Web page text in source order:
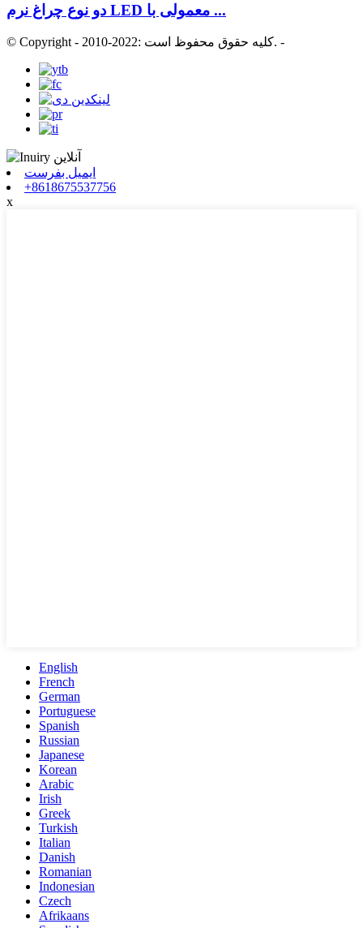
دو نوع چراغ نرم LED معمولی با ...
© Copyright - 2010-2022: کلیه حقوق محفوظ است. -
ایمیل بفرست
+8618675537756
x
English
French
German
Portuguese
Spanish
Russian
Japanese
Korean
Arabic
Irish
Greek
Turkish
Italian
Danish
Romanian
Indonesian
Czech
Afrikaans